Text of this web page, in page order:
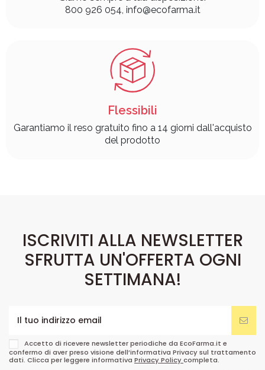
800 926 054, info@ecofarma.it
Flessibili
Garantiamo il reso gratuito fino a 14 giorni dall'acquisto
del prodotto
ISCRIVITI ALLA NEWSLETTER
SFRUTTA UN'OFFERTA OGNI
SETTIMANA!
Accetto di ricevere newsletter periodiche da EcoFarma.it e
confermo di aver preso visione dell’informativa Privacy sul trattamento
dati. Clicca per leggere informativa Privacy Policycompleta.